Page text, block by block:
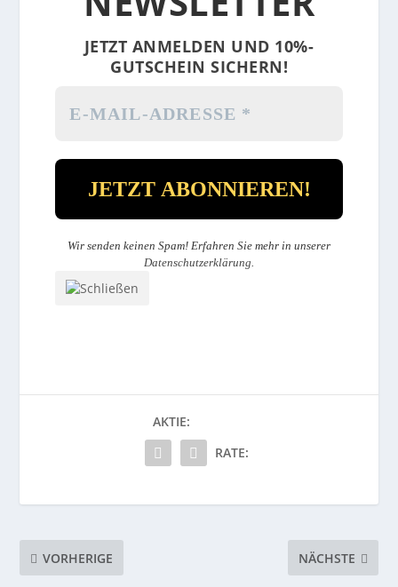
JETZT ANMELDEN UND 10%-
GUTSCHEIN SICHERN!
Wir senden keinen Spam! Erfahren Sie mehr in unserer
Datenschutzerklärung.
AKTIE:
RATE:
VORHERIGE NÄCHSTE